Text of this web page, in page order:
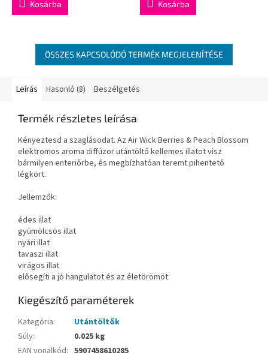
Kosárba Kosárba
ÖSSZES KAPCSOLÓDÓ TERMÉK MEGJELENÍTÉSE
Leírás Hasonló (8) Beszélgetés
Termék részletes leírása
Kényeztesd a szaglásodat. Az Air Wick Berries & Peach Blossom
elektromos aroma diffúzor utántöltő kellemes illatot visz
bármilyen enteriőrbe, és megbízhatóan teremt pihentető
légkört.
Jellemzők:
édes illat
gyümölcsös illat
nyári illat
tavaszi illat
virágos illat
elősegíti a jó hangulatot és az életörömöt
Kiegészítő paraméterek
Kategória:
Utántöltők
Súly:
0.025 kg
EAN vonalkód: 5907458610285